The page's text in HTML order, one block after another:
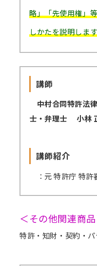
略」「先使用権」
しかたを説明します
講師
中村合同特許法
士・弁理士 小林
講師紹介
：元 特許庁 特許
＜その他関連商
特許・知財・契約・